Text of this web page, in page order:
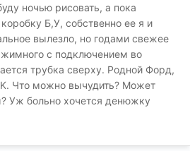
ночью рисовать, а пока
Б,У, собственно ее я и
вылезло, но годами свежее
с подключением во
трубка сверху. Родной Форд,
Что можно вычудить? Может
Уж больно хочется денюжку